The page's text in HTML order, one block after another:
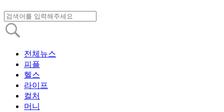
전체뉴스
피플
헬스
라이프
컬처
머니